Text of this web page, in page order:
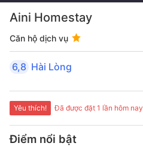
Aini Homestay
Căn hộ dịch vụ
6,8 Hài Lòng
Yêu thích! Đã được đặt 1 lần hôm nay
Điểm nổi bật